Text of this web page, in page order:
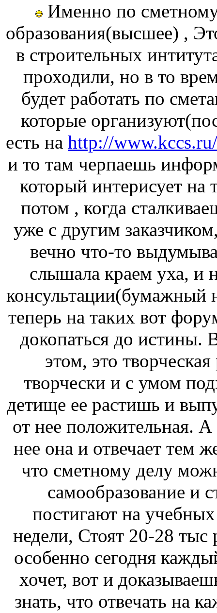
Именно по
образования(высшее) ,
в строительных
проходили, но в то
будет работать по
которые
есть на http://www.kccs.ru/
и то там черпаешь
который интерисует
потом , когда
уже с другим
вечно что-то
слышала краем уха, и
консультации(бумажный
теперь на таких вот
докопаться до истины.
этом, это
творчески и с умом
детище ее растишь и
от нее положительная.
нее она и отвечает тем
что сметному делу
самообразование и
постигают на
недели, Стоят 20-28 тыс
особенно сегодня
хочет, вот и
знать, что отвечать на